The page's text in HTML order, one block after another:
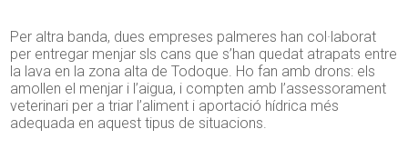
Per altra banda, dues empreses palmeres han col·laborat
per entregar menjar sls cans que s’han quedat atrapats entre
la lava en la zona alta de Todoque. Ho fan amb drons: els
amollen el menjar i l’aigua, i compten amb l’assessorament
veterinari per a triar l’aliment i aportació hídrica més
adequada en aquest tipus de situacions.